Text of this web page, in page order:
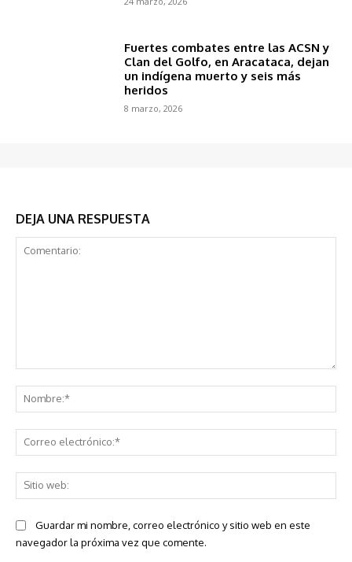
Fuertes combates entre las ACSN y
Clan del Golfo, en Aracataca, dejan
un indígena muerto y seis más
heridos
8 marzo, 2026
DEJA UNA RESPUESTA
Guardar mi nombre, correo electrónico y sitio web en este
navegador la próxima vez que comente.